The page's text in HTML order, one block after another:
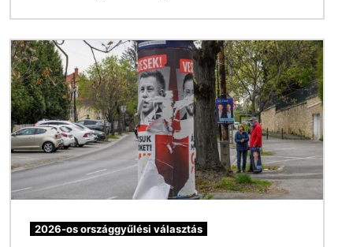
Kép
2026-os országgyűlési választás